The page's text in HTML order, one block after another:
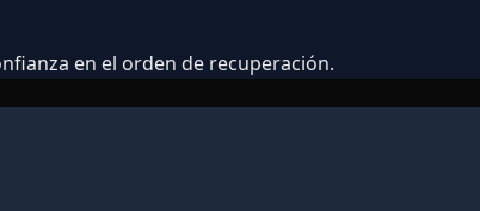
en el orden de recuperación.